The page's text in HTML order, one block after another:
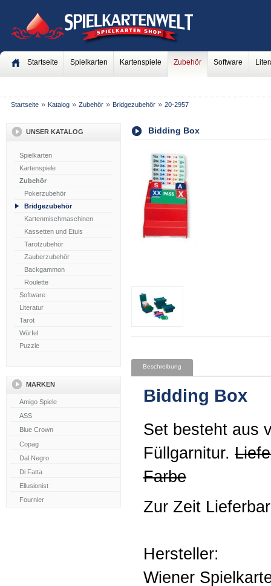
Startseite Spielkarten Kartenspiele Zubehör Software
Startseite » Katalog » Zubehör » Bridgezubehör » 20-2957
UNSER KATALOG
Spielkarten
Kartenspiele
Zubehör
Pokerzubehör
Bridgezubehör
Kartenmischmaschinen
Kassetten und Etuis
Tarotzubehör
Zauberzubehör
Backgammon
Roulette
Software
Literatur
Tarot
Würfel
Puzzle
MARKEN
Bidding Box
Beschreibung
Bidding Box
Set besteht aus
Füllgarnitur.
Farbe
Zur Zeit
Hersteller:
Wiener